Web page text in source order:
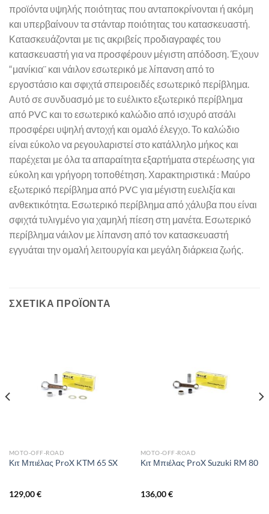
προϊόντα υψηλής ποιότητας που ανταποκρίνονται ή ακόμη
και υπερβαίνουν τα στάνταρ ποιότητας του κατασκευαστή.
Κατασκευάζονται με τις ακριβείς προδιαγραφές του
κατασκευαστή για να προσφέρουν μέγιστη απόδοση. Έχουν
“μανίκια¨ και νάιλον εσωτερικό με λίπανση από το
εργοστάσιο και σφιχτά σπειροειδές εσωτερικό περίβλημα.
Αυτό σε συνδυασμό με το ευέλικτο εξωτερικό περίβλημα
από PVC και το εσωτερικό καλώδιο από ισχυρό ατσάλι
προσφέρει υψηλή αντοχή και ομαλό έλεγχο. Το καλώδιο
είναι εύκολο να ρεγουλαριστεί στο κατάλληλο μήκος και
παρέχεται με όλα τα απαραίτητα εξαρτήματα στερέωσης για
εύκολη και γρήγορη τοποθέτηση. Χαρακτηριστικά : Μαύρο
εξωτερικό περίβλημα από PVC για μέγιστη ευελιξία και
ανθεκτικότητα. Εσωτερικό περίβλημα από χάλυβα που είναι
σφιχτά τυλιγμένο για χαμηλή πίεση στη μανέτα. Εσωτερικό
περίβλημα νάιλον με λίπανση από τον κατασκευαστή
εγγυάται την ομαλή λειτουργία και μεγάλη διάρκεια ζωής.
ΣΧΕΤΙΚΆ ΠΡΟΪΌΝΤΑ
MOTO-OFF-ROAD
Κιτ Μπιέλας ProX KTM 65 SX
129,00€
MOTO-OFF-ROAD
Κιτ Μπιέλας ProX Suzuki RM 80
136,00€